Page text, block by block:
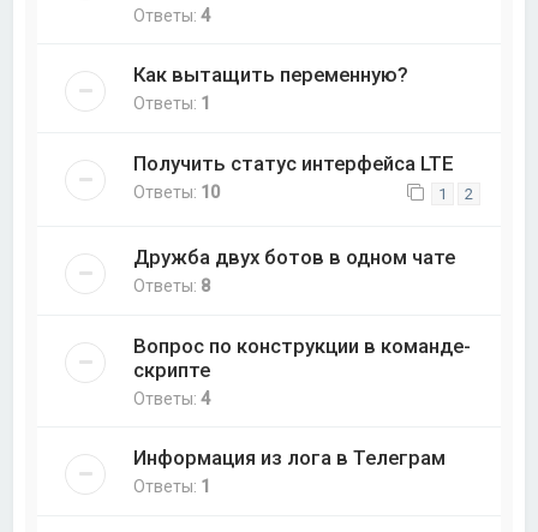
Ответы:4
Как вытащить переменную?
Ответы: 1
Получить статус интерфейса LTE
Ответы: 10 1 2
Дружба двух ботов в одном чате
Ответы: 8
Вопрос по конструкции в команде-
скрипте
Ответы:4
Информация из лога в Телеграм
Ответы: 1